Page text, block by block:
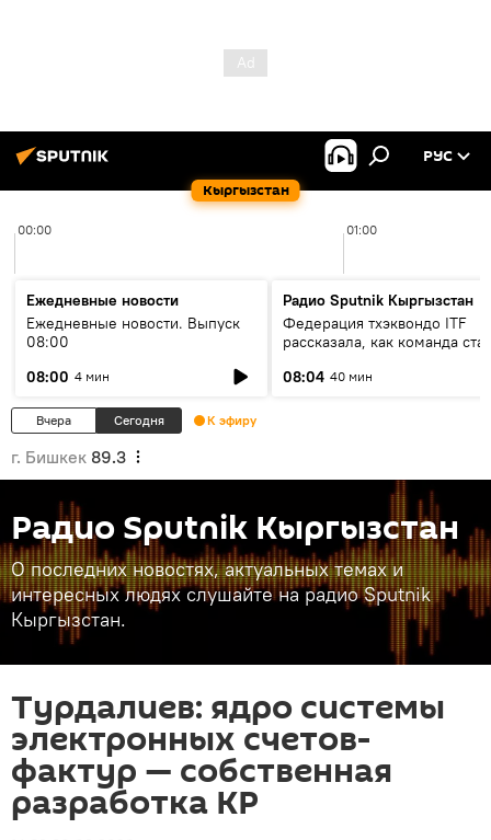
Кыргызстан
РУС
00:00 01:00
Ежедневные новости
Ежедневные новости. Выпуск
08:00
08:00 4 мин
Радио Sputnik Кыргызстан
Федерация тхэквондо ITF
рассказала, как команда
08:04 40 мин
Вчера Сегодня К эфиру
г. Бишкек 89.3
Радио Sputnik Кыргызстан
О последних новостях, актуальных темах и
интересных людях слушайте на радио Sputnik
Кыргызстан.
Турдалиев: ядро системы
электронных счетов-
фактур — собственная
разработка КР